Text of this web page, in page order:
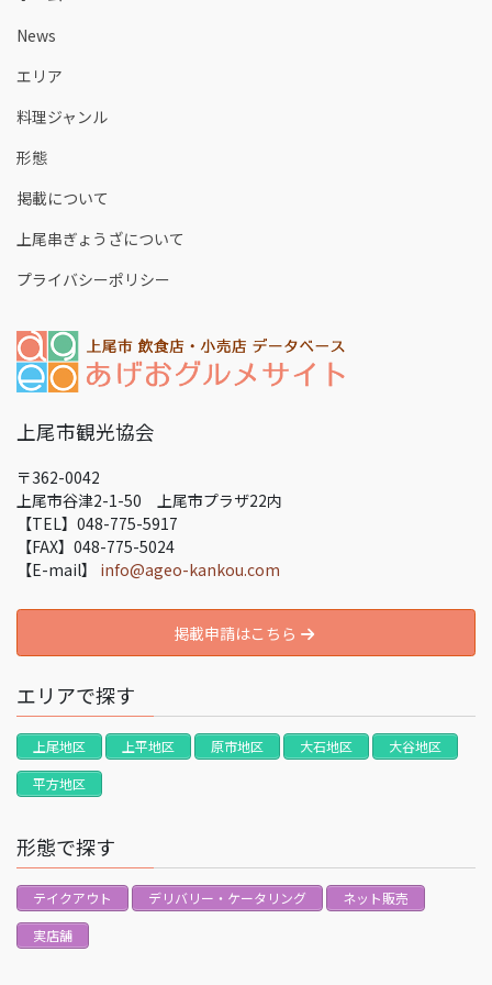
News
エリア
料理ジャンル
形態
掲載について
上尾串ぎょうざについて
プライバシーポリシー
上尾市観光協会
〒362-0042
上尾市谷津2-1-50 上尾市プラザ22内
【TEL】048-775-5917
【FAX】048-775-5024
【E-mail】 info@ageo-kankou.com
掲載申請はこちら
エリアで探す
上尾地区 上平地区 原市地区 大石地区
大谷地区
平方地区
形態で探す
テイクアウト デリバリー・ケータリング
ネット販売
実店舗